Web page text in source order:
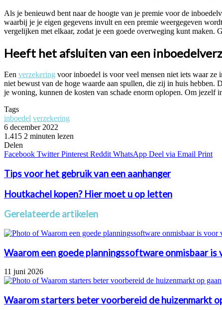
Als je benieuwd bent naar de hoogte van je premie voor de
waarbij je je eigen gegevens invult en een premie weergegeven
vergelijken met elkaar, zodat je een goede overweging kunt maken.
Heeft het afsluiten van een
Een verzekering voor inboedel is voor veel mensen niet iets waar ze
niet bewust van de hoge waarde aan spullen, die zij in huis hebben.
je woning, kunnen de kosten van schade enorm oplopen. Om jezelf
Tags
inboedel verzekering
6 december 2022
1.415 2 minuten lezen
Facebook
Twitter
Pinterest
WhatsApp
Delen
Facebook Twitter Pinterest Reddit WhatsApp Deel via Email Print
Tips voor het gebruik van een aanhanger
Houtkachel kopen? Hier moet u op letten
Gerelateerde artikelen
Waarom een goede planningssoftware onmisbaar is
11 juni 2026
Waarom starters beter voorbereid de huizenmarkt